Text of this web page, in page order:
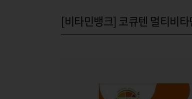
[비타민뱅크] 코큐텐 멀티비